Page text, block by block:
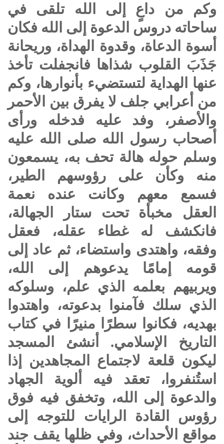
وكم من داعٍ إلى الله تلقى في
ساحاته دروس الدعوة إلى الله فكان
أسوة الدعاة، وقدوة الهداة، وريحانة
جَذَبَ القلوب شذاها فانجفلت تأخذ
عنها الهداية لتستضيء بأنوارها، وكم
من أعرابي جلف لا يفرق بين الأحمر
والأصفر، وفد عليه فدخله ورأى
أصحاب رسول الله صلى الله عليه
وسلم حوله هالة تحف به، يسمعون
منه وكأن على رؤوسهم الطير،
فسمع معهم وكانت عنده نعمة
العقل مخبأة تحت ستار الجهالة،
فانكشف له غطاء عقله، فعقل
وفقه، واهتدى واستضاء، ثم عاد إلى
قومه إمامًا يدعوهم إلى الله،
ويربيهم بعلمه الذي علم، وسلوكه
الذي سلك فآمنوا بدعوته، واهتدوا
بهديه، فكانوا سطرًا منيرًا في كتاب
التاريخ الإسلامي. أنشئ المسجد
ليكون قلعة لاجتماع المجاهدين إذا
استُنفروا، تعقد فيه ألوية الجهاد
والدعوة إلى الله، وتخفق فيه فوق
رؤوس القادة الرايات للتوجه إلى
مواقع الأحداث، وفي ظلها يقف جند